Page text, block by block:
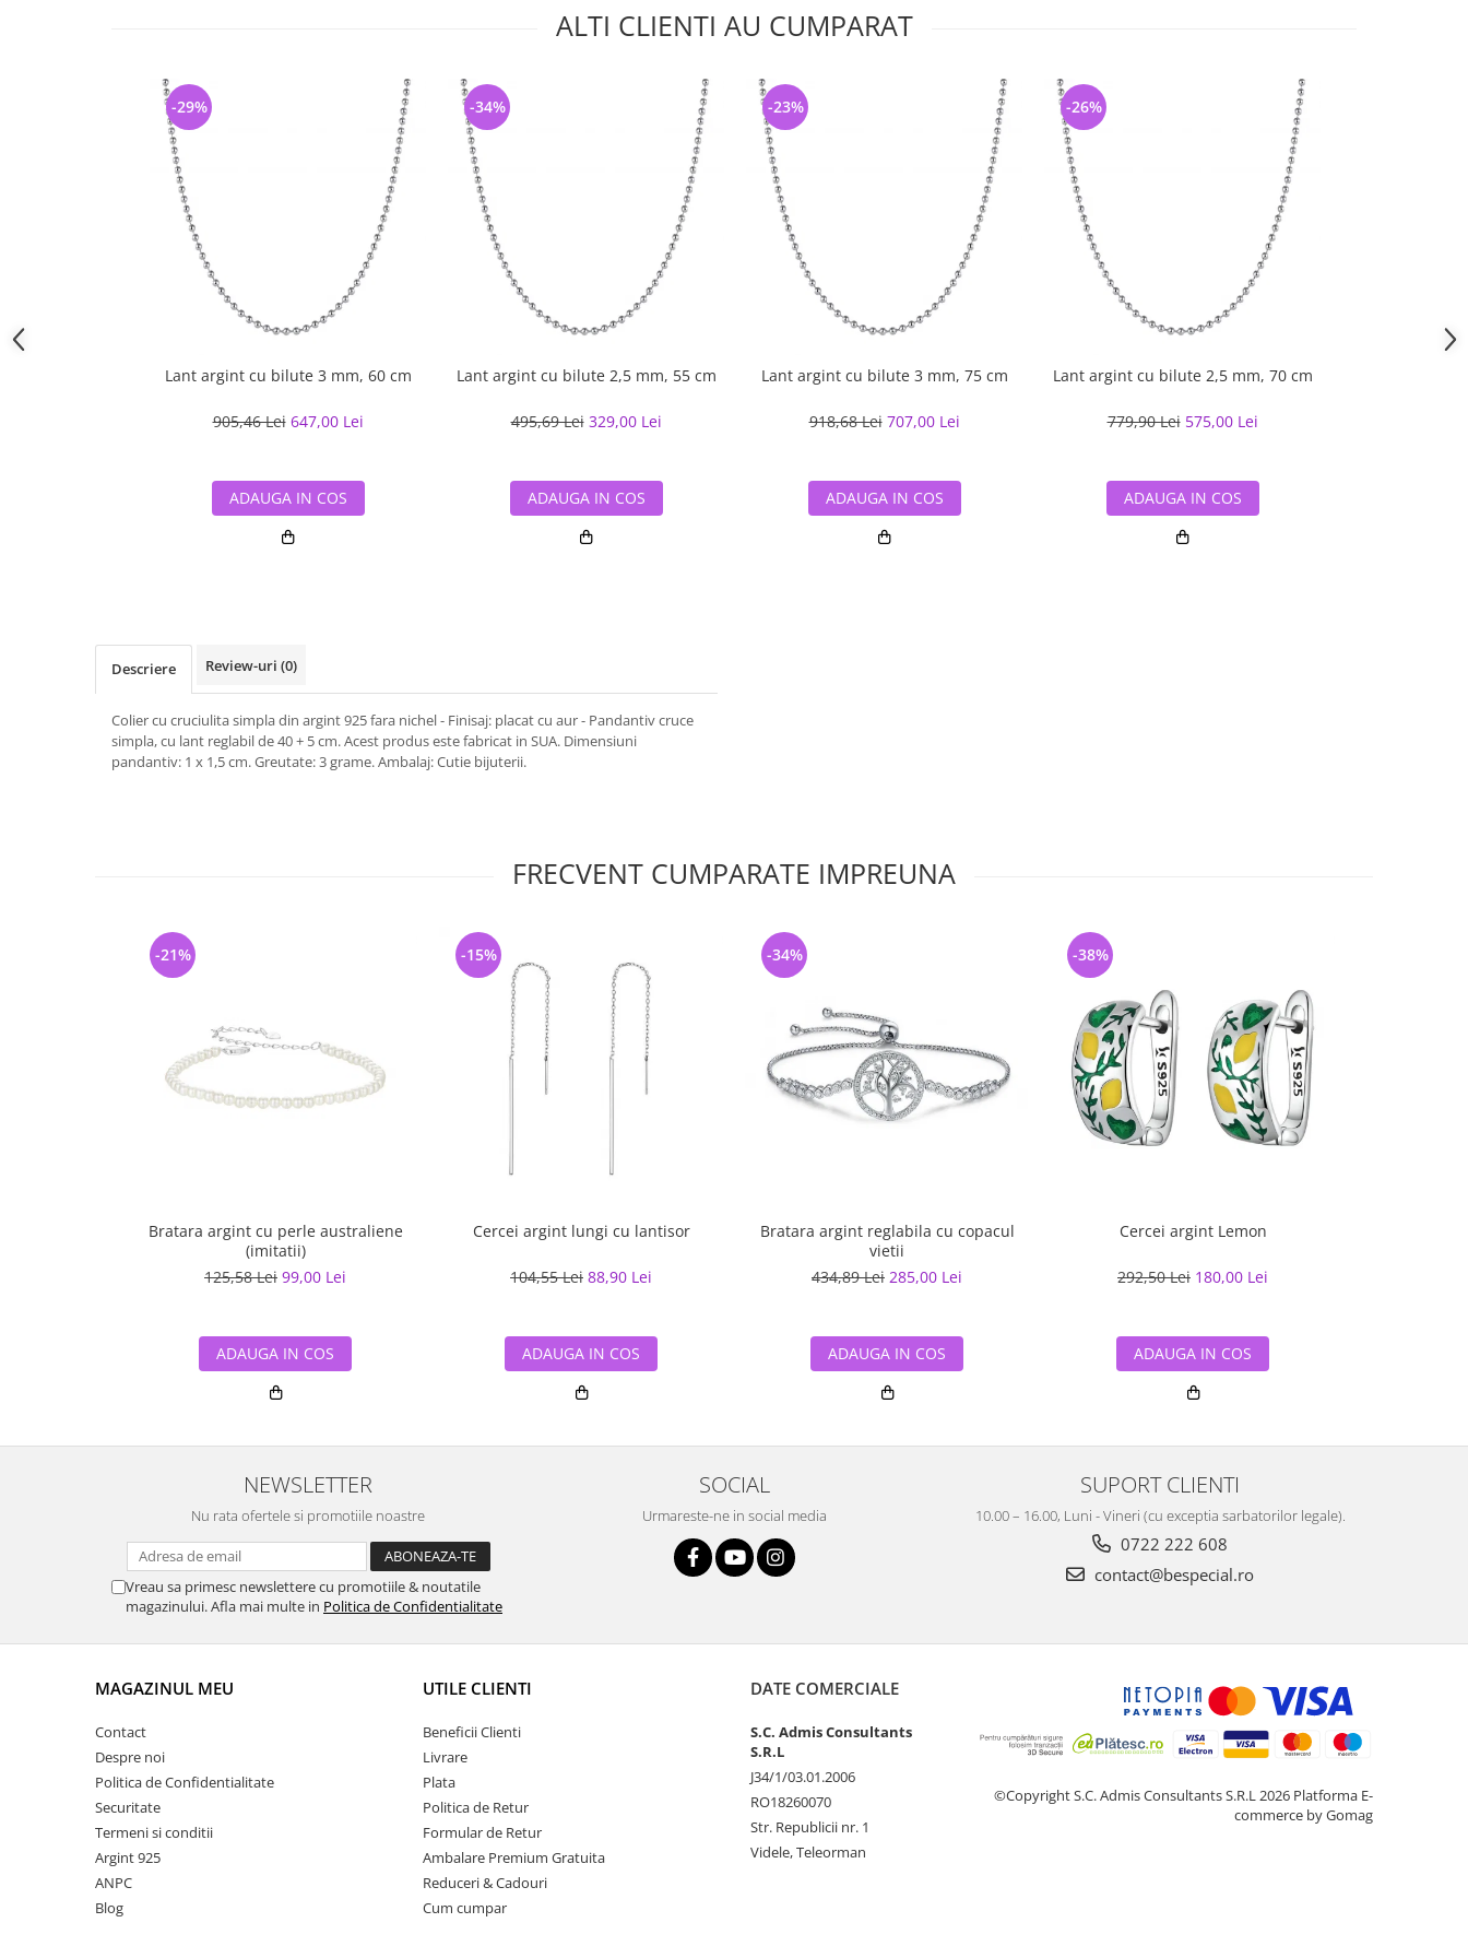
ALTI CLIENTI AU CUMPARAT
Lant argint cu bilute 3 mm, 60 cm
905,46 Lei 647,00 Lei
-29%
ADAUGA IN COS
Lant argint cu bilute 2,5 mm, 55 cm
495,69 Lei 329,00 Lei
-34%
ADAUGA IN COS
Lant argint cu bilute 3 mm, 75 cm
918,68 Lei 707,00 Lei
-23%
ADAUGA IN COS
Lant argint cu bilute 2,5 mm, 70 cm
779,90 Lei 575,00 Lei
-26%
ADAUGA IN COS
Descriere Review-uri (0)
Colier cu cruciulita simpla din argint 925 fara nichel - Finisaj: placat cu aur - Pandantiv cruce
simpla, cu lant reglabil de 40 + 5 cm. Acest produs este fabricat in SUA. Dimensiuni
pandantiv: 1 x 1,5 cm. Greutate: 3 grame. Ambalaj: Cutie bijuterii.
FRECVENT CUMPARATE IMPREUNA
Bratara argint cu perle australiene
(imitatii)
125,58 Lei 99,00 Lei
-21%
ADAUGA IN COS
Cercei argint lungi cu lantisor
104,55 Lei 88,90 Lei
-15%
ADAUGA IN COS
Bratara argint reglabila cu copacul
vietii
434,89 Lei 285,00 Lei
-34%
ADAUGA IN COS
Cercei argint Lemon
292,50 Lei 180,00 Lei
-38%
ADAUGA IN COS
NEWSLETTER
Nu rata ofertele si promotiile noastre
Vreau sa primesc newslettere cu promotiile & noutatile
magazinului. Afla mai multe in Politica de Confidentialitate
SOCIAL
Urmareste-ne in social media
SUPORT CLIENTI
10.00 – 16.00, Luni - Vineri (cu exceptia sarbatorilor legale).
0722 222 608
contact@bespecial.ro
MAGAZINUL MEU
Contact
Despre noi
Politica de Confidentialitate
Securitate
Termeni si conditii
Argint 925
ANPC
Blog
UTILE CLIENTI
Beneficii Clienti
Livrare
Plata
Politica de Retur
Formular de Retur
Ambalare Premium Gratuita
Reduceri & Cadouri
Cum cumpar
DATE COMERCIALE
S.C. Admis Consultants
S.R.L
J34/1/03.01.2006
RO18260070
Str. Republicii nr. 1
Videle, Teleorman
©Copyright S.C. Admis Consultants S.R.L 2026 Platforma E-
commerce by Gomag